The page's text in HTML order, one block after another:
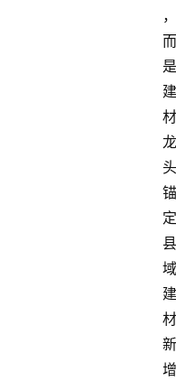
，
而
是
建
材
龙
头
锚
定
县
域
建
材
新
增